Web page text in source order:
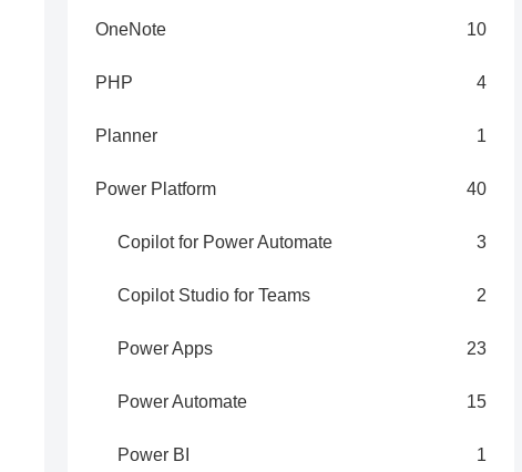
OneNote 10
PHP 4
Planner 1
Power Platform 40
Copilot for Power Automate 3
Copilot Studio for Teams 2
Power Apps 23
Power Automate 15
Power BI 1